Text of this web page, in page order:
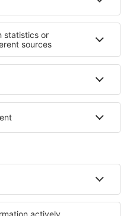
in Kashubia